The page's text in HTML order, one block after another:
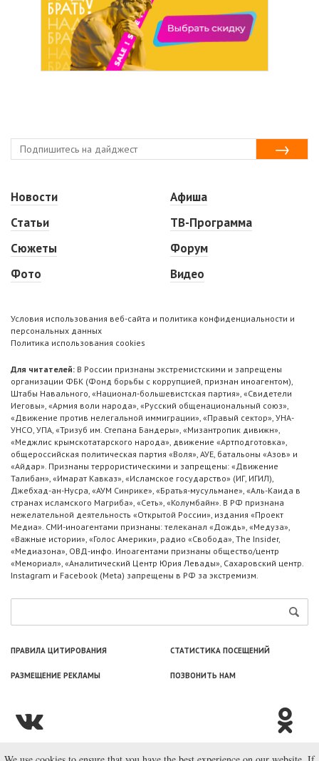
Новости
Статьи
Сюжеты
Фото
Афиша
ТВ-Программа
Форум
Видео
Условия использования веб-сайта и политика конфиденциальности и
персональных данных
Политика использования cookies
Для читателей: В России признаны экстремистскими и запрещены
организации ФБК (Фонд борьбы с коррупцией, признан иноагентом),
Штабы Навального, «Национал-большевистская партия», «Свидетели
Иеговы», «Армия воли народа», «Русский общенациональный союз»,
«Движение против нелегальной иммиграции», «Правый сектор», УНА-
УНСО, УПА, «Тризуб им. Степана Бандеры», «Мизантропик дивижн»,
«Меджлис крымскотатарского народа», движение «Артподготовка»,
общероссийская политическая партия «Воля», АУЕ, батальоны «Азов» и
«Айдар». Признаны террористическими и запрещены: «Движение
Талибан», «Имарат Кавказ», «Исламское государство» (ИГ, ИГИЛ),
Джебхад-ан-Нусра, «АУМ Синрике», «Братья-мусульмане», «Аль-Каида в
странах исламского Магриба», «Сеть», «Колумбайн». В РФ признана
нежелательной деятельность «Открытой России», издания «Проект
Медиа». СМИ-иноагентами признаны: телеканал «Дождь», «Медуза»,
«Важные истории», «Голос Америки», радио «Свобода», The Insider,
«Медиазона», ОВД-инфо. Иноагентами признаны общество/центр
«Мемориал», «Аналитический Центр Юрия Левады», Сахаровский центр.
Instagram и Facebook (Metа) запрещены в РФ за экстремизм.
ПРАВИЛА ЦИТИРОВАНИЯ СТАТИСТИКА ПОСЕЩЕНИЙ
РАЗМЕЩЕНИЕ РЕКЛАМЫ ПОЗВОНИТЬ НАМ
© ООО «Лаборатория Новоcтей», 2003—2026.